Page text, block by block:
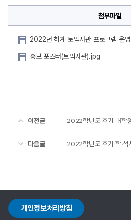
첨부파일
2022년 하계 토익사관 프로그램 운
홍보 포스터(토익사관).jpg
이전글 2022학년도 후기 대학
다음글 2022학년도 후기 학·석
개인정보처리방침